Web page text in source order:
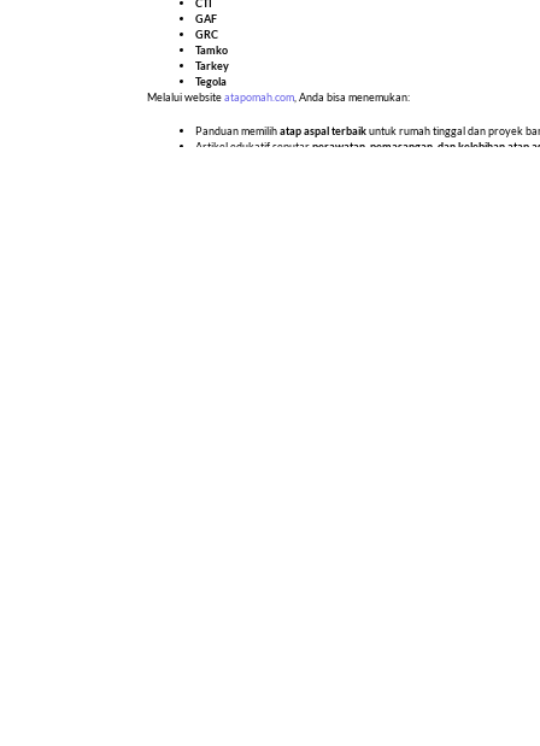
CTI
GAF
GRC
Tamko
Tarkey
Tegola
Melalui websiteatapomah.com , Anda bisa menemukan:
Panduan memilihatap aspal terbaikuntuk rumah tinggal dan proyek
Artikel edukatif seputarperawatan, pemasangan, dan kelebihan atap